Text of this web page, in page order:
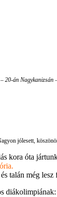
án Nagykanizsán
jólesett,
óta
talán még lesz
diákolimpiának: